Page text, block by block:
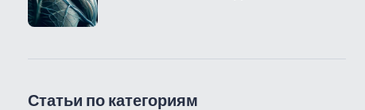
Статьи по категориям